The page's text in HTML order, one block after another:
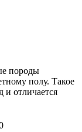
породы
полу. Такое
отличается